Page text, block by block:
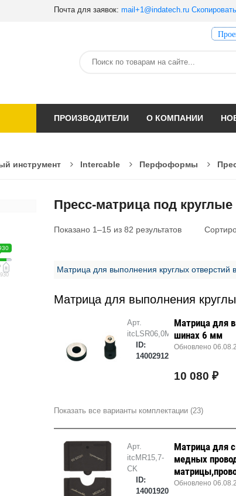
Почта для заявок: mail+1@indatech.ru Скопировать
ПРОИЗВОДИТЕЛИ О КОМПАНИИ
инструмент Intercable Перфоформы
Пресс-матрица под
Показано 1–15 из 82 результатов
Матрица для выполнения круглых отверстий
Матрица для выполнения
Арт.
itcLSR06,0M
ID:
14002912
Матрица для
шинах 6 мм
Обновлено
10 080 ₽
Показать все варианты комплектации (23)
Арт.
itcMR15,7-
CK
ID:
14001920
Матрица для
медных
Обновлено